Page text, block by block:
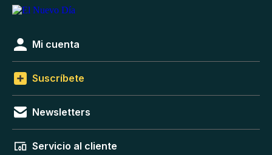
Mi cuenta
Suscríbete
Newsletters
Servicio al cliente